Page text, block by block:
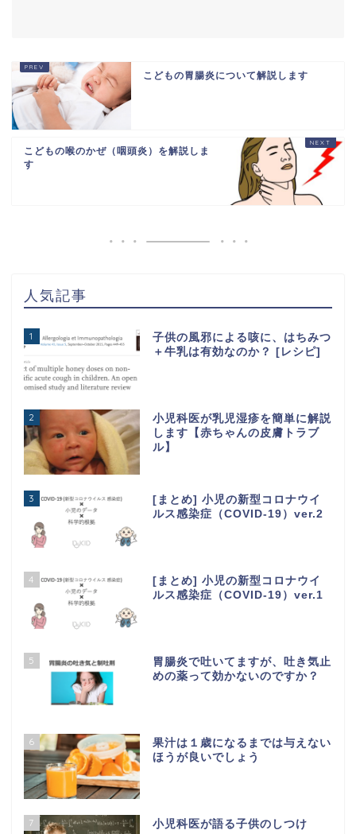
こどもの胃腸炎について解説します
こどもの喉のかぜ（咽頭炎）を解説しま
す
人気記事
1
子供の風邪による咳に、はちみつ
＋牛乳は有効なのか？ [レシピ]
2
小児科医が乳児湿疹を簡単に解説
します【赤ちゃんの皮膚トラブ
ル】
3
[まとめ] 小児の新型コロナウイ
ルス感染症（COVID-19）ver.2
4
[まとめ] 小児の新型コロナウイ
ルス感染症（COVID-19）ver.1
5
胃腸炎で吐いてますが、吐き気止
めの薬って効かないのですか？
6
果汁は１歳になるまでは与えない
ほうが良いでしょう
7 小児科医が語る子供のしつけ